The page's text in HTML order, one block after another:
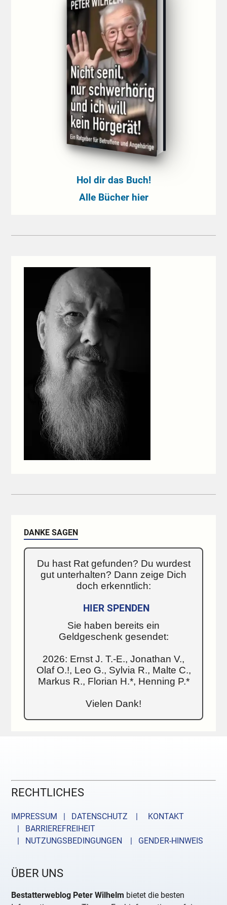
Hol dir das Buch!
Alle Bücher hier
DANKE SAGEN
Du hast Rat gefunden? Du wurdest
gut unterhalten? Dann zeige Dich
doch erkenntlich:
HIER SPENDEN
Sie haben bereits ein
Geldgeschenk gesendet:
2026: Ernst J. T.-E., Jonathan V.,
Olaf O.!, Leo G., Sylvia R., Malte C.,
Markus R., Florian H.*, Henning P.*
Vielen Dank!
RECHTLICHES
IMPRESSUM | DATENSCHUTZ |
KONTAKT
| BARRIEREFREIHEIT
| NUTZUNGSBEDINGUNGEN
| GENDER-HINWEIS
ÜBER UNS
Bestatterweblog Peter Wilhelm bietet die besten